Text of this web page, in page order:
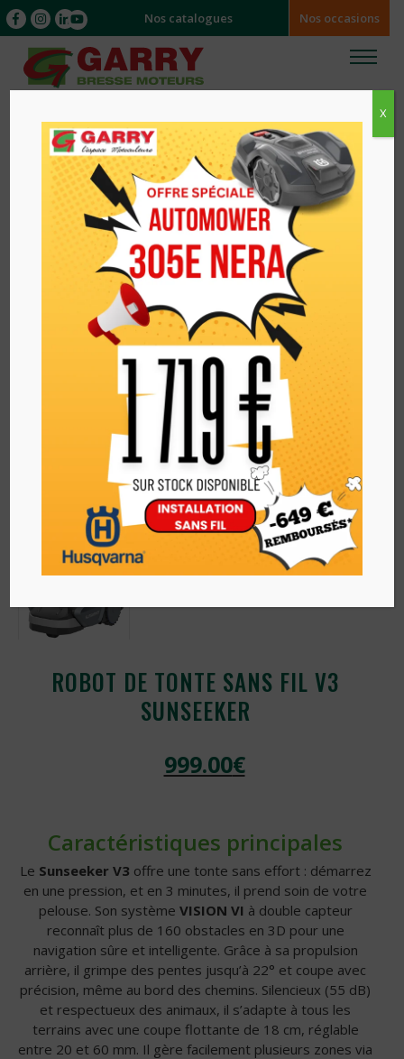
Nos catalogues Nos occasions
// ROBOT DE TONTE SANS FIL V3
SUNSEEKER
ROBOT DE TONTE SANS FIL V3
SUNSEEKER
999.00€
Caractéristiques principales
Le Sunseeker V3 offre une tonte sans effort : démarrez
en une pression, et en 3 minutes, il prend soin de votre
pelouse. Son système VISION VI à double capteur
reconnaît plus de 160 obstacles en 3D pour une
navigation sûre et intelligente. Grâce à sa propulsion
arrière, il grimpe des pentes jusqu’à 22° et coupe avec
précision, même au bord des chemins. Silencieux (55 dB)
et respectueux des animaux, il s’adapte à tous les
terrains avec une coupe flottante de 18 cm, réglable
entre 20 et 60 mm. Il gère facilement plusieurs zones via
X